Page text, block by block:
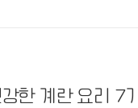
한 계란 요리 7